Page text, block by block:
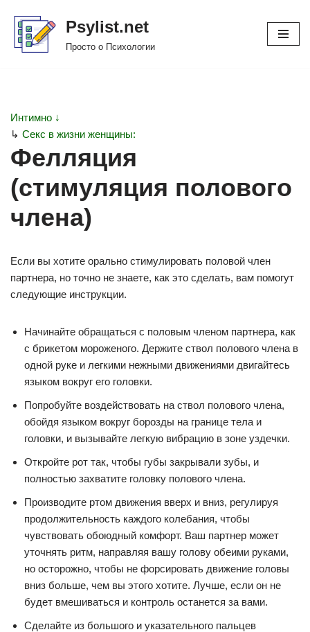
Перейти
Psylist.net
Просто о Психологии
Интимно ↓
↳ Секс в жизни женщины:
Фелляция
(стимуляция полового
члена)
Если вы хотите орально стимулировать половой член
партнера, но точно не знаете, как это сделать, вам помогут
следующие инструкции.
Начинайте обращаться с половым членом партнера, как
с брикетом мороженого. Держите ствол полового члена в
одной руке и легкими нежными движениями двигайтесь
языком вокруг его головки.
Попробуйте воздействовать на ствол полового члена,
обойдя языком вокруг борозды на границе тела и
головки, и вызывайте легкую вибрацию в зоне уздечки.
Откройте рот так, чтобы губы закрывали зубы, и
полностью захватите головку полового члена.
Производите ртом движения вверх и вниз, регулируя
продолжительность каждого колебания, чтобы
чувствовать обоюдный комфорт. Ваш партнер может
уточнять ритм, направляя вашу голову обеими руками,
но осторожно, чтобы не форсировать движение головы
вниз больше, чем вы этого хотите. Лучше, если он не
будет вмешиваться и контроль останется за вами.
Сделайте из большого и указательного пальцев